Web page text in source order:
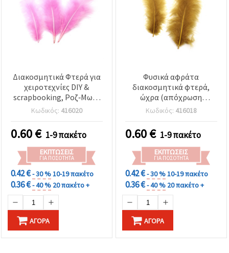
Διακοσμητικά Φτερά για
χειροτεχνίες DIY &
scrapbooking, Ροζ‑Μωβ,
120~170 x 35~40 mm –
Συσκευασία 10 τεμ.
Κωδικός: 416020
0.60€ 1-9 πακέτο
ΕΚΠΤΏΣΕΙΣ
ΓΙΑ ΠΟΣΌΤΗΤΑ
0.42 €- 30 %10-19 πακέτο
0.36 €- 40 % 20 πακέτο +
ΑΓΟΡΆ
Φυσικά αφράτα
διακοσμητικά φτερά,
ώχρα (απόχρωση
καραμέλας), 120–170 mm
x 35–40 mm, σετ 10
τεμαχίων – για χόμπι,
χειροτεχνίες και DIY
κατασκευές
Κωδικός: 416018
0.60€ 1-9 πακέτο
ΕΚΠΤΏΣΕΙΣ
ΓΙΑ ΠΟΣΌΤΗΤΑ
0.42 €- 30 %10-19 πακέτο
0.36 €- 40 % 20 πακέτο +
ΑΓΟΡΆ